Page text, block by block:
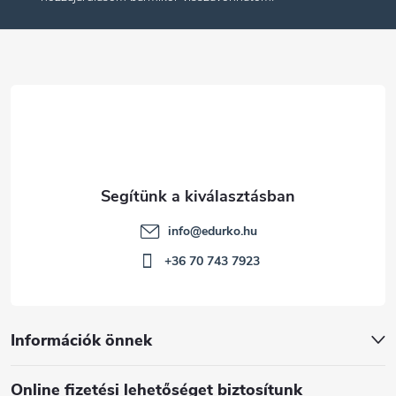
é
Információk önnek
Online fizetési lehetőséget biztosítunk
info@edurko.hu
+36 70 743 7923